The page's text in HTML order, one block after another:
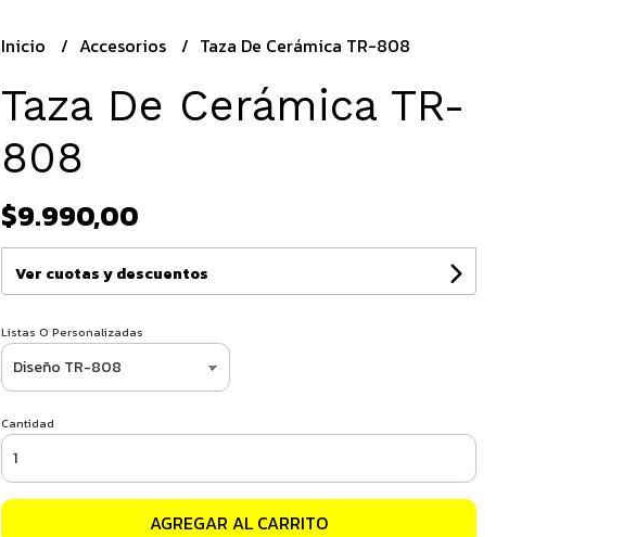
Inicio Accesorios Taza De Cerámica TR-808
Taza De Cerámica TR-
808
$9.990,00
Ver cuotas y descuentos
Listas O Personalizadas
Cantidad
AGREGAR AL CARRITO